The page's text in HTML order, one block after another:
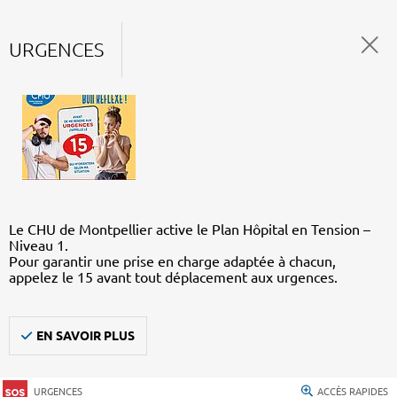
URGENCES
Le CHU de Montpellier active le Plan Hôpital en Tension –
Niveau 1.
Pour garantir une prise en charge adaptée à chacun,
appelez le 15 avant tout déplacement aux urgences.
EN SAVOIR PLUS
URGENCES ACCÈS RAPIDES